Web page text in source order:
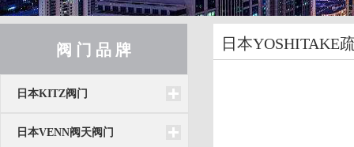
阀 门 品 牌
日本KITZ阀门
日本VENN阀天阀门
日本YOSHITAKE